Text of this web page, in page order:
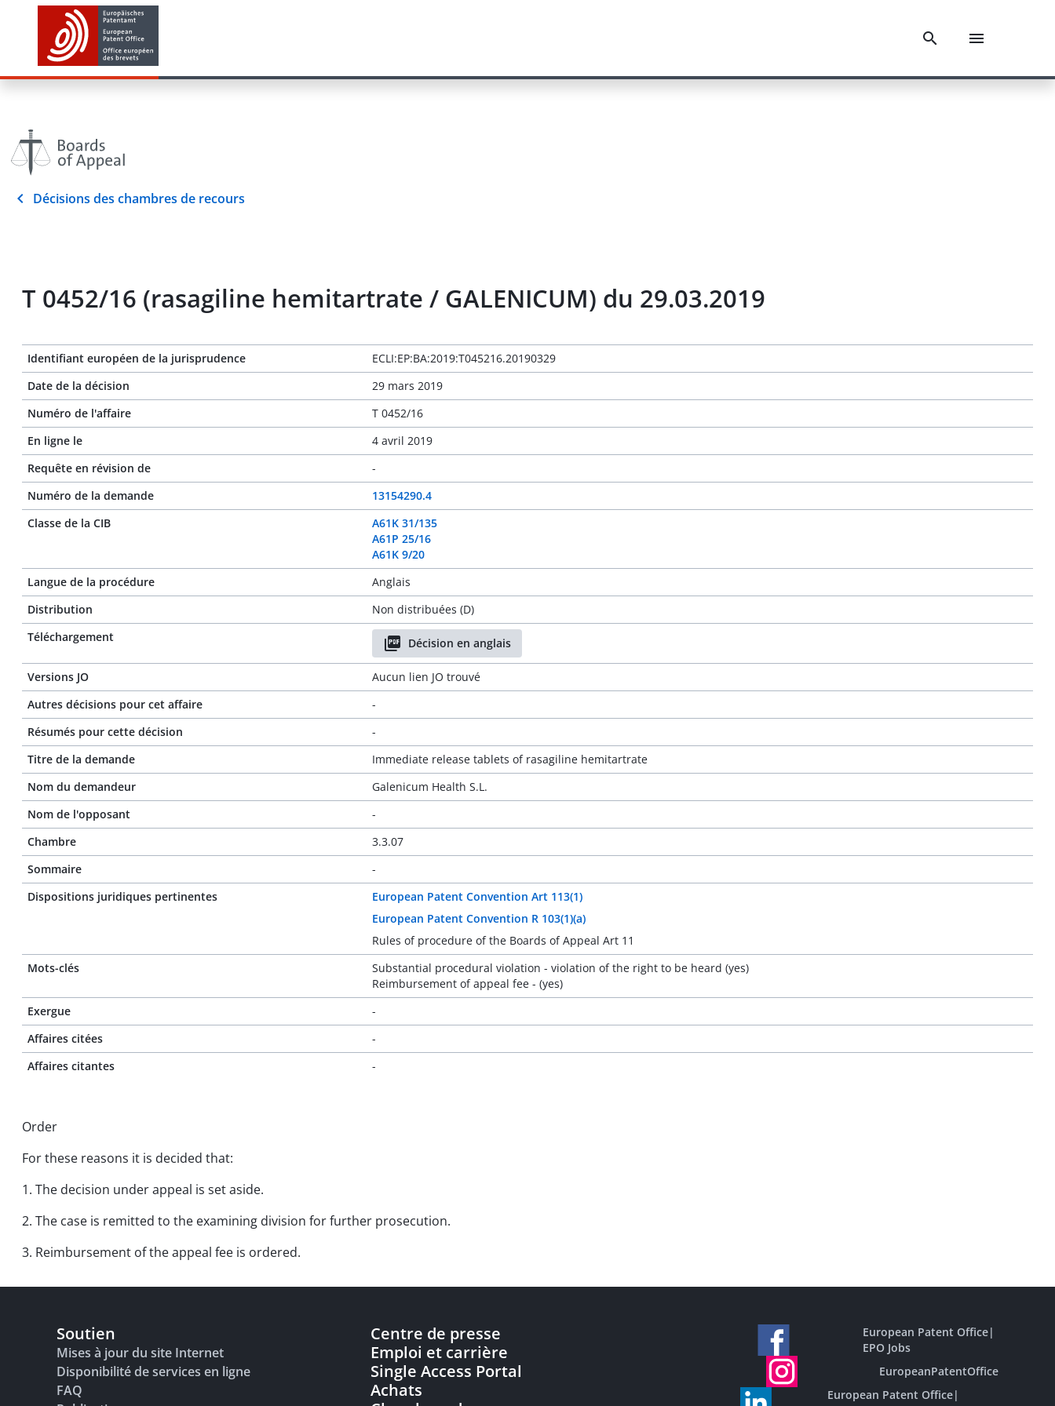
Décisions des chambres de recours
T 0452/16 (rasagiline hemitartrate / GALENICUM) du 29.03.2019
Identifiant européen de la jurisprudence
ECLI:EP:BA:2019:T045216.20190329
Date de la décision
29 mars 2019
Numéro de l'affaire
T 0452/16
En ligne le
4 avril 2019
Requête en révision de
-
Numéro de la demande
13154290.4
Classe de la CIB
A61K 31/135
A61P 25/16
A61K 9/20
Langue de la procédure
Anglais
Distribution
Non distribuées (D)
Téléchargement
Décision en anglais
Versions JO
Aucun lien JO trouvé
Autres décisions pour cet affaire
-
Résumés pour cette décision
-
Titre de la demande
Immediate release tablets of rasagiline hemitartrate
Nom du demandeur
Galenicum Health S.L.
Nom de l'opposant
-
Chambre
3.3.07
Sommaire
-
Dispositions juridiques pertinentes
European Patent Convention Art 113(1)
European Patent Convention R 103(1)(a)
Rules of procedure of the Boards of Appeal Art 11
Mots-clés
Substantial procedural violation - violation of the right to be heard (yes)
Reimbursement of appeal fee - (yes)
Exergue
-
Affaires citées
-
Affaires citantes
-
Order
For these reasons it is decided that:
1. The decision under appeal is set aside.
2. The case is remitted to the examining division for further prosecution.
3. Reimbursement of the appeal fee is ordered.
Soutien
Mises à jour du site Internet
Disponibilité de services en ligne
FAQ
Centre de presse
Emploi et carrière
Single Access Portal
Achats
European Patent Office|
EPO Jobs
EuropeanPatentOffice
European Patent Office|